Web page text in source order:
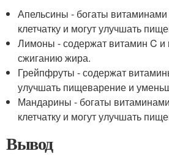
Апельсины - богаты
клетчатку и могут улучшать
Лимоны - содержат витамин C и
сжиганию жира.
Грейпфруты - содержат
улучшать пищеварение и
Мандарины - богаты
клетчатку и могут улучшать
Вывод